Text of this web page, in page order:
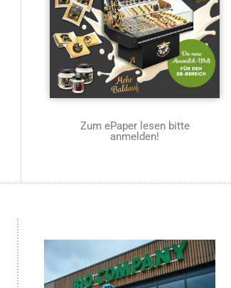
Zum ePaper lesen bitte
anmelden!